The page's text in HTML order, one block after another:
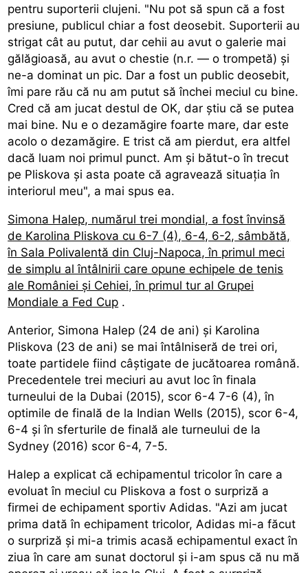
pentru suporterii clujeni. "Nu pot să spun că a fost
presiune, publicul chiar a fost deosebit. Suporterii au
strigat cât au putut, dar cehii au avut o galerie mai
gălăgioasă, au avut o chestie (n.r. — o trompetă) și
ne-a dominat un pic. Dar a fost un public deosebit,
îmi pare rău că nu am putut să închei meciul cu bine.
Cred că am jucat destul de OK, dar știu că se putea
mai bine. Nu e o dezamăgire foarte mare, dar este
acolo o dezamăgire. E trist că am pierdut, era altfel
dacă luam noi primul punct. Am și bătut-o în trecut
pe Pliskova și asta poate că agravează situația în
interiorul meu", a mai spus ea.
Simona Halep, numărul trei mondial, a fost învinsă
de Karolina Pliskova cu 6-7 (4), 6-4, 6-2, sâmbătă,
în Sala Polivalentă din Cluj-Napoca, în primul meci
de simplu al întâlnirii care opune echipele de tenis
ale României și Cehiei, în primul tur al Grupei
Mondiale a Fed Cup .
Anterior, Simona Halep (24 de ani) și Karolina
Pliskova (23 de ani) se mai întâlniseră de trei ori,
toate partidele fiind câștigate de jucătoarea română.
Precedentele trei meciuri au avut loc în finala
turneului de la Dubai (2015), scor 6-4 7-6 (4), în
optimile de finală de la Indian Wells (2015), scor 6-4,
6-4 și în sferturile de finală ale turneului de la
Sydney (2016) scor 6-4, 7-5.
Halep a explicat că echipamentul tricolor în care a
evoluat în meciul cu Pliskova a fost o surpriză a
firmei de echipament sportiv Adidas. "Azi am jucat
prima dată în echipament tricolor, Adidas mi-a făcut
o surpriză și mi-a trimis acasă echipamentul exact în
ziua în care am sunat doctorul și i-am spus că nu mă